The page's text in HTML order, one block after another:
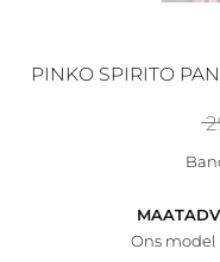
PINKO SPIRITO
Ons model